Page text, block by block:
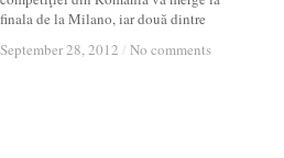
finala de la Milano, iar două dintre
September 28, 2012 / No comments
September 28, 2012 / No comments